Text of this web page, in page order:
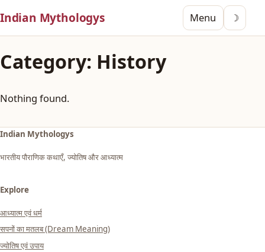
Indian Mythologys Menu ☽
Category: History
Nothing found.
Indian Mythologys
भारतीय पौराणिक कथाएँ, ज्योतिष और आध्यात्म
Explore
आध्यात्म एवं धर्म
सपनों का मतलब (Dream Meaning)
ज्योतिष एवं उपाय